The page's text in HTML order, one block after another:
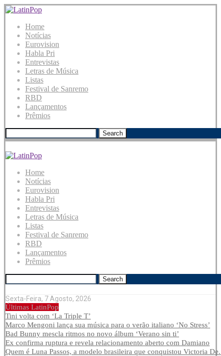
Home
Notícias
Eurovision
Habla Pri
Entrevistas
Letras de Música
Listas
Festival de Sanremo
RBD
Lançamentos
Prêmios
Search
Home
Notícias
Eurovision
Habla Pri
Entrevistas
Letras de Música
Listas
Festival de Sanremo
RBD
Lançamentos
Prêmios
Search
Sexta-Feira, 7 Agosto, 2026
Últimas LatinPop
Tini volta com ‘La Triple T’
Marco Mengoni lança sua música para o verão italiano ‘No Stress’
Bad Bunny mescla ritmos no novo álbum ‘Verano sin ti’
Ex confirma ruptura e revela relacionamento aberto com Damiano
Quem é Luna Passos, a modelo brasileira que conquistou Victoria